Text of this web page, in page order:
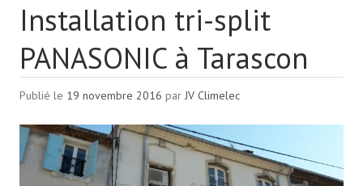
Installation tri-split
PANASONIC à Tarascon
Publié le 19 novembre 2016 par JV Climelec